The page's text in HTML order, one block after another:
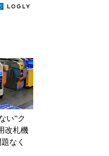
い”ク
改札機
なく